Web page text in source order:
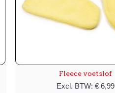
Fleece voetslof
Excl. BTW: € 6,99